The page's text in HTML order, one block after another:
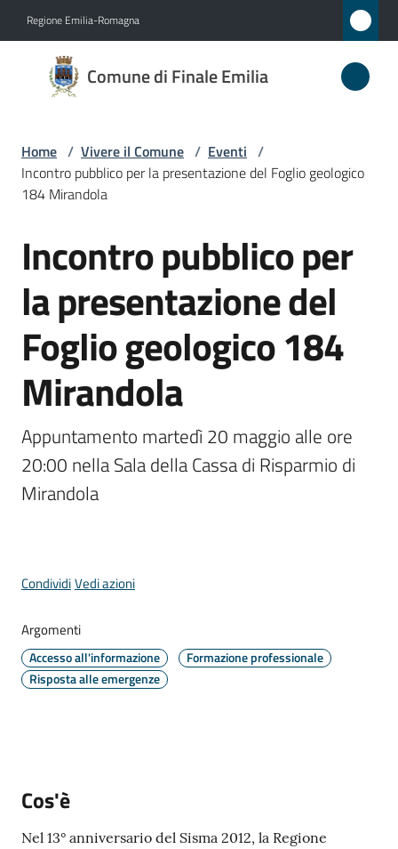
Regione Emilia-Romagna
Comune di Finale Emilia
Comune
di
Emilia
Novità
Servizi
Vivere
il
Comune
Menu selezionato
A
l
e
r
e
Home / Vivere il Comune / Eventi /
Incontro pubblico per la presentazione del Foglio geologico
184 Mirandola
Salta al contenuto
Incontro pubblico per
la presentazione del
Foglio geologico 184
Mirandola
Appuntamento martedì 20 maggio alle ore
20:00 nella Sala della Cassa di Risparmio di
Mirandola
CondividiVedi azioni
Argomenti
Accesso all'informazione
Formazione professionale
Risposta alle emergenze
Cos'è
Nel 13° anniversario del Sisma 2012, la Regione